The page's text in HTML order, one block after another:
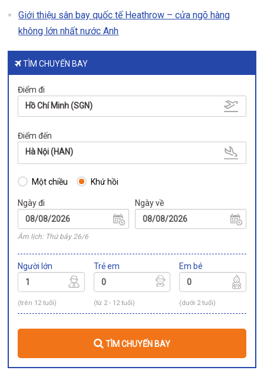
Giới thiệu sân bay quốc tế Heathrow – cửa ngõ hàng
không lớn nhất nước Anh
TÌM CHUYẾN BAY
Điểm đi
Hồ Chí Minh (SGN)
Điểm đến
Hà Nội (HAN)
Một chiều Khứ hồi
Ngày đi
Âm lịch: Thứ bảy 26/6
Ngày về
Người lớn
(trên 12 tuổi)
Trẻ em
(từ 2 - 12 tuổi)
Em bé
(dưới 2 tuổi)
TÌM CHUYẾN BAY